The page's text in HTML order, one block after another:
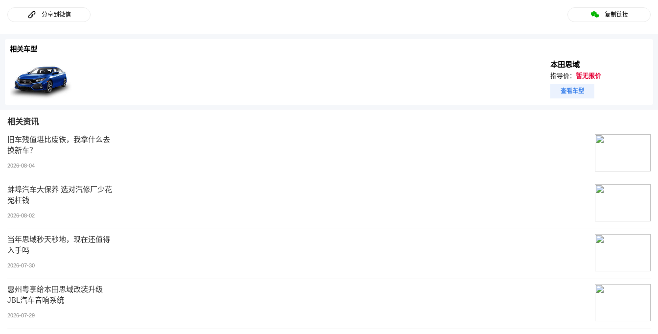
分享到微信 复制链接
相关车型
本田思域
指导价： 暂无报价
查看车型
相关资讯
旧车残值堪比废铁，我拿什么去
换新车？
2026-08-04
蚌埠汽车大保养 选对汽修厂少花
冤枉钱
2026-08-02
当年思域秒天秒地，现在还值得
入手吗
2026-07-30
惠州粤享给本田思域改装升级
JBL汽车音响系统
2026-07-29